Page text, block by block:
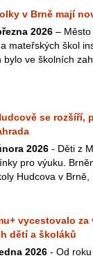
v Brně mají
2026 –
mateřských škol
bylo ve školních
se rozšíří,
2026 - Děti z
pro výuku.
Hudcova v Brně,
vycestovalo za
dětí a školáků
2026 - Od